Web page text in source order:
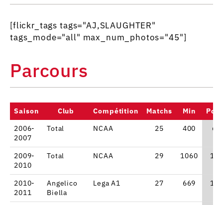
[flickr_tags tags="AJ,SLAUGHTER"
tags_mode="all" max_num_photos="45"]
Parcours
Saison Club Compétition Matchs Min
2006-
2007
Total NCAA 25 400 6.2
2009-
2010
Total NCAA 29 1060
2010-
2011
Angelico
Biella
Lega A1 27 669